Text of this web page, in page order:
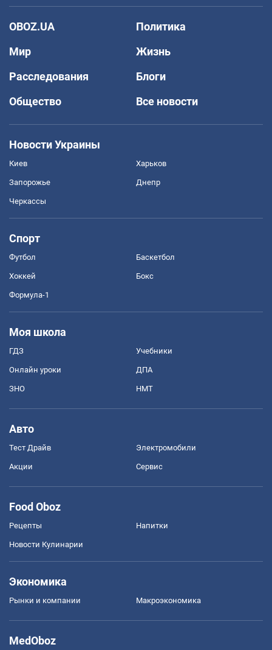
OBOZ.UA
Политика
Мир
Жизнь
Расследования
Блоги
Общество
Все новости
Новости Украины
Киев Харьков
Запорожье Днепр
Черкассы
Спорт
Футбол Баскетбол
Хоккей Бокс
Формула-1
Моя школа
ГДЗ Учебники
Онлайн уроки ДПА
ЗНО НМТ
Авто
Тест Драйв Электромобили
Акции Сервис
Food Oboz
Рецепты Напитки
Новости Кулинарии
Экономика
Рынки и компании Mакроэкономика
MedOboz